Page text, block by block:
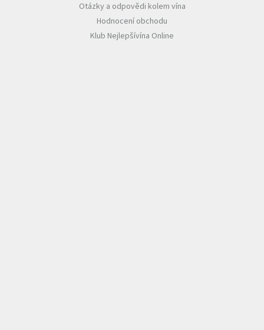
Otázky a odpovědi kolem vína
Hodnocení obchodu
Klub Nejlepšívína Online